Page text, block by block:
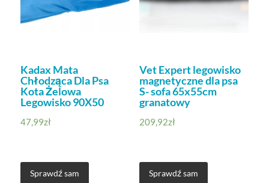
Kadax Mata
Chłodząca Dla Psa
Kota Żelowa
Legowisko 90X50
47,99zł
Sprawdź sam
Vet Expert legowisko
magnetyczne dla psa
S- sofa 65x55cm
granatowy
209,92zł
Sprawdź sam